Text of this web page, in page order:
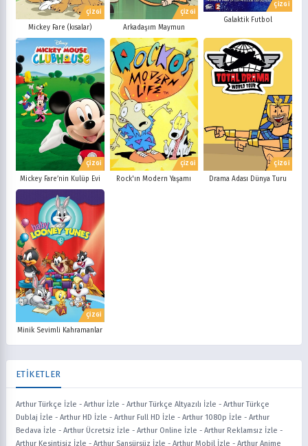
ÇİZGİ
Mickey Fare (kısalar)
ÇİZGİ
Arkadaşım Maymun
ÇİZGİ
Galaktik Futbol
ÇİZGİ
Mickey Fare’nin Kulüp Evi
ÇİZGİ
Rock'ın Modern Yaşamı
ÇİZGİ
Drama Adası Dünya Turu
ÇİZGİ
Minik Sevimli Kahramanlar
ETİKETLER
Arthur Türkçe İzle - Arthur İzle - Arthur Türkçe Altyazılı İzle - Arthur Türkçe
Dublaj İzle - Arthur HD İzle - Arthur Full HD İzle - Arthur 1080p İzle - Arthur
Bedava İzle - Arthur Ücretsiz İzle - Arthur Online İzle - Arthur Reklamsız İzle -
Arthur Kesintisiz İzle - Arthur Sansürsüz İzle - Arthur Mobil İzle - Arthur Anime